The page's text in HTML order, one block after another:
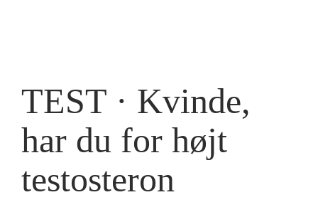
TEST · Kvinde,
har du for højt
testosteron